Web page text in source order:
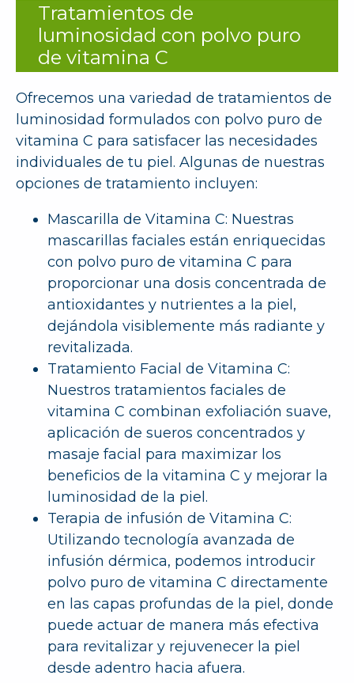
Tratamientos de
luminosidad con polvo puro
de vitamina C
Ofrecemos una variedad de tratamientos de
luminosidad formulados con polvo puro de
vitamina C para satisfacer las necesidades
individuales de tu piel. Algunas de nuestras
opciones de tratamiento incluyen:
Mascarilla de Vitamina C: Nuestras
mascarillas faciales están enriquecidas
con polvo puro de vitamina C para
proporcionar una dosis concentrada de
antioxidantes y nutrientes a la piel,
dejándola visiblemente más radiante y
revitalizada.
Tratamiento Facial de Vitamina C:
Nuestros tratamientos faciales de
vitamina C combinan exfoliación suave,
aplicación de sueros concentrados y
masaje facial para maximizar los
beneficios de la vitamina C y mejorar la
luminosidad de la piel.
Terapia de infusión de Vitamina C:
Utilizando tecnología avanzada de
infusión dérmica, podemos introducir
polvo puro de vitamina C directamente
en las capas profundas de la piel, donde
puede actuar de manera más efectiva
para revitalizar y rejuvenecer la piel
desde adentro hacia afuera.